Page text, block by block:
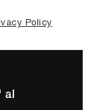
Policy
al